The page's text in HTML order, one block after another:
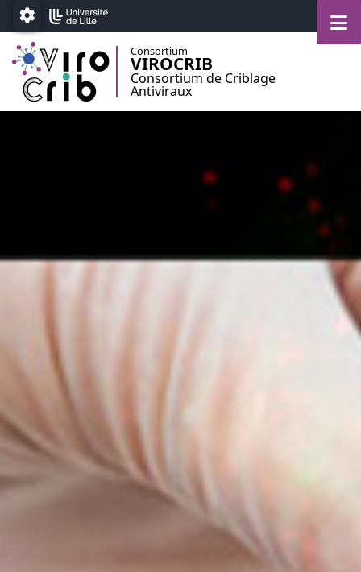
Aller au menu
Aller au contenu
Aller au pied de page
Paramétrage
Consortium
VIROCRIB
Consortium de Criblage
Antiviraux